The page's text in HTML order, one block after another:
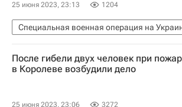
25 июня 2023, 23:13 1204
Специальная военная операция на
В мире
Украина
Сумская область
Вооруженные силы РФ
Сумы
После гибели двух человек при
в Королеве возбудили дело
25 июня 2023, 23:06 3272